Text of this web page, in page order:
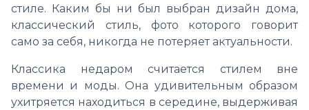
стиле. Каким бы ни был выбран дизайн дома,
классический стиль, фото которого говорит
само за себя, никогда не потеряет актуальности.
Классика недаром считается стилем вне
времени и моды. Она удивительным образом
ухитряется находиться в середине, выдерживая